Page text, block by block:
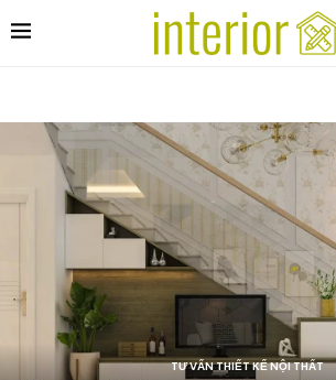
TƯ VẤN THIẾT KẾ NỘI THẤT